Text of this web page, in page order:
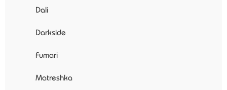
Dali
Darkside
Fumari
Matreshka